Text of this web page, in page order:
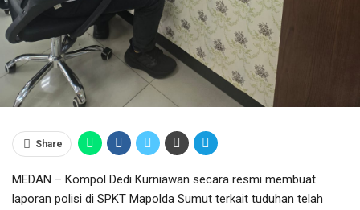
Share
MEDAN – Kompol Dedi Kurniawan secara resmi membuat
laporan polisi di SPKT Mapolda Sumut terkait tuduhan telah